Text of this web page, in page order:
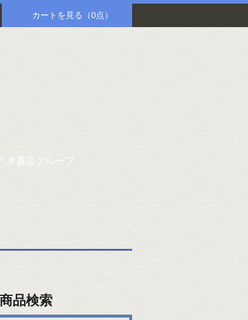
カートを見る （0点）
木書店グループ
商品検索